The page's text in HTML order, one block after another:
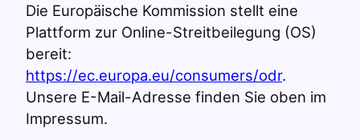
Die Europäische Kommission stellt eine
Plattform zur Online-Streitbeilegung (OS)
bereit:
https://ec.europa.eu/consumers/odr.
Unsere E-Mail-Adresse finden Sie oben im
Impressum.